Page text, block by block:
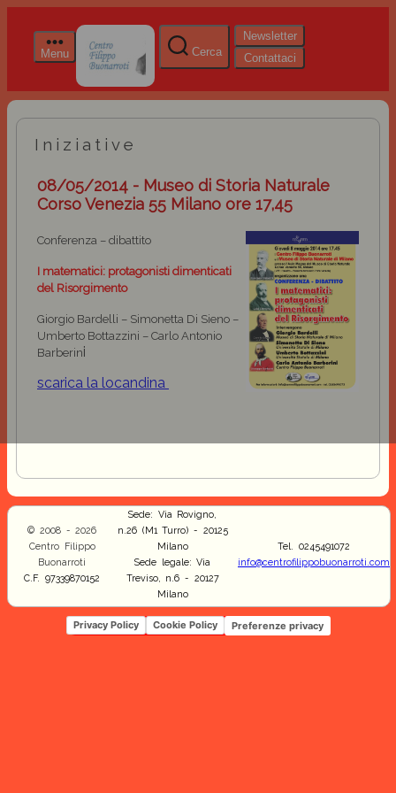
Menu Cerca
Newsletter
Contattaci
Iniziative
08/05/2014 - Museo di Storia Naturale
Corso Venezia 55 Milano ore 17,45
Conferenza – dibattito
I matematici: protagonisti dimenticati
del Risorgimento
Giorgio Bardelli – Simonetta Di Sieno –
Umberto Bottazzini – Carlo Antonio
Barberini
scarica la locandina
© 2008 - 2026
Centro Filippo
Buonarroti
C.F. 97339870152
Sede: Via Rovigno,
n.26 (M1 Turro) - 20125
Milano
Sede legale: Via
Treviso, n.6 - 20127
Milano
Tel. 0245491072
info@centrofilippobuonarroti.com
Privacy Policy Cookie Policy Preferenze privacy